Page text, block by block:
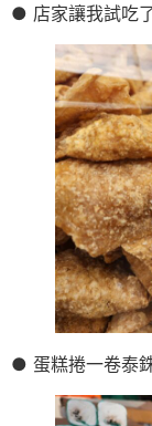
● 店家讓我試吃
● 蛋糕捲一卷泰